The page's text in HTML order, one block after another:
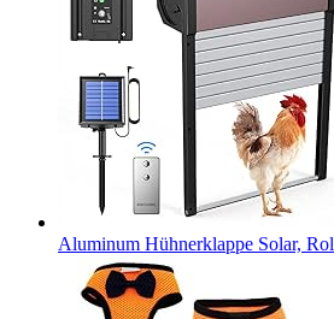
Aluminum Hühnerklappe Solar,